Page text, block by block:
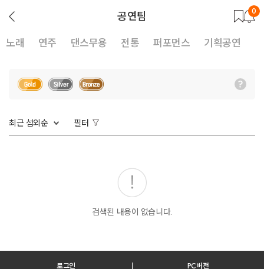
공연팀
뒤
로
기
0
노래 연주 댄스무용 전통 퍼포먼스 기획공연
최근 섭외순 필터
검색된 내용이 없습니다.
로그인 PC버전